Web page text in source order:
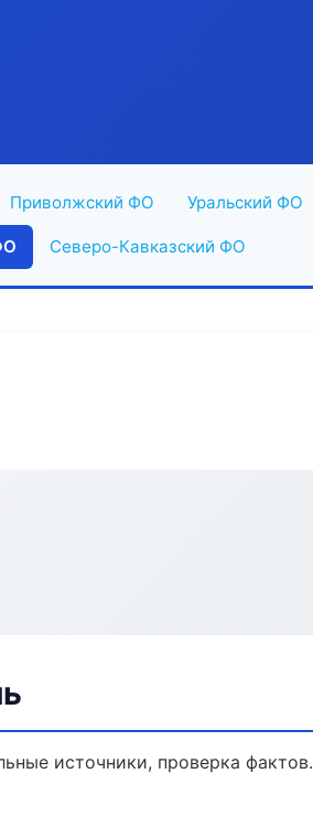
Приволжский ФО Уральский ФО
Северо-Кавказский ФО
источники, проверка фактов.